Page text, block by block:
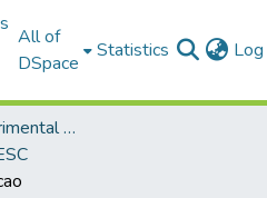
All of
DSpace
Statistics
1.- Estación Experimental Santa Catalina